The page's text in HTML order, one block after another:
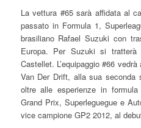
La vettura #65 sarà affidata al
passato in Formula 1,
brasiliano Rafael Suzuki con
Europa. Per Suzuki si
Castellet. L’equipaggio #66
Van Der Drift, alla sua seconda
oltre alle esperienze in
Grand Prix, Superleguegue e
vice campione GP2 2012, al